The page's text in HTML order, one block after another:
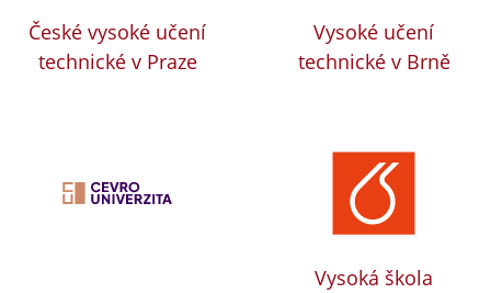
České vysoké učení
technické v Praze
Vysoké učení
technické v Brně
Vysoká škola